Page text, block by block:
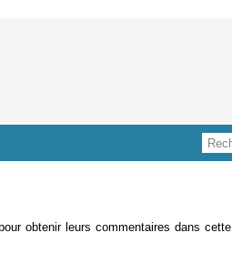
obtenir leurs commentaires dans cette